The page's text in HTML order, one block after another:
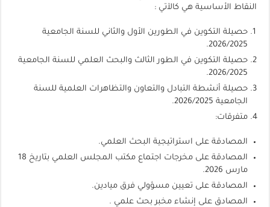
النقاط الأساسية هي كالآتي :
حصيلة التكوين في الطورين الأول والثاني للسنة الجامعية
2026/2025.
حصيلة التكوين في الطور الثالث والبحث العلمي للسنة الجامعية
2026/2025.
حصيلة أنشطة التبادل والتعاون والتظاهرات العلمية للسنة
الجامعية 2026/2025.
متفرقات:
المصادقة على استراتيجية البحث العلمي.
المصادقة على مخرجات اجتماع مكتب المجلس العلمي بتاريخ 18
مارس 2026.
المصادقة على تعيين مسؤولي فرق ميادين.
المصادق على إنشاء مخبر بحث علمي .